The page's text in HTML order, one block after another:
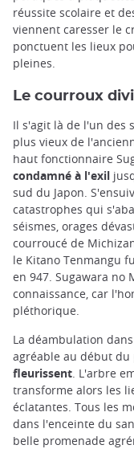
réussite scolaire et
viennent caresser le
ponctuent les lieux
pleines.
Le courroux
Il s'agit là de l'un des
plus vieux de
haut fonctionnaire
condamné à l'exil
sud du Japon.
catastrophes qui
séismes, orages
courroucé de
le Kitano Tenmangu
en 947. Sugawara no
connaissance, car
pléthorique.
La déambulation
agréable au début du
fleurissent . L'arbre
transforme alors les
éclatantes. Tous les
dans l'enceinte du
belle promenade